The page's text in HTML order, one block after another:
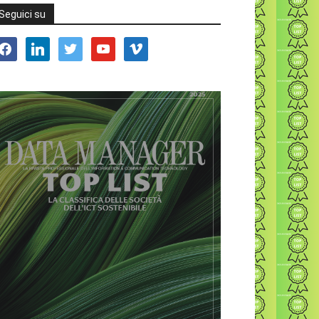
su
linkedin twitter youtube vimeo